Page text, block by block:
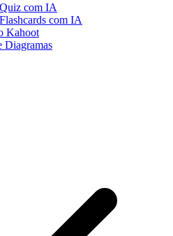
com IA
com IA
Kahoot
Diagramas